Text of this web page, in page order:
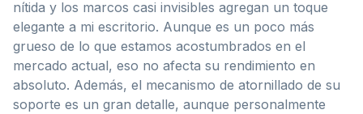
nítida y los marcos casi invisibles agregan un toque
elegante a mi escritorio. Aunque es un poco más
grueso de lo que estamos acostumbrados en el
mercado actual, eso no afecta su rendimiento en
absoluto. Además, el mecanismo de atornillado de su
soporte es un gran detalle, aunque personalmente